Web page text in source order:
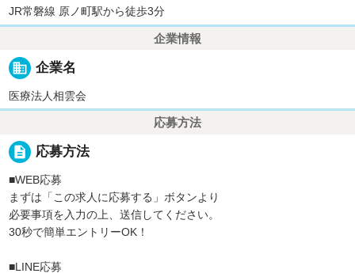
JR常磐線 原ノ町駅から徒歩3分
企業情報
business 企業名
医療法人相雲会
応募方法
description 応募方法
■WEB応募
まずは「この求人に応募する」ボタンより
必要事項を入力の上、送信してください。
30秒で簡単エントリーOK！
■LINE応募